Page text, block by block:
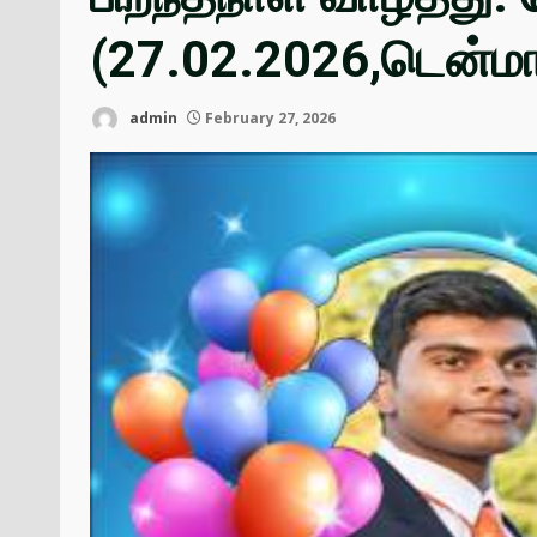
admin February 27, 2026